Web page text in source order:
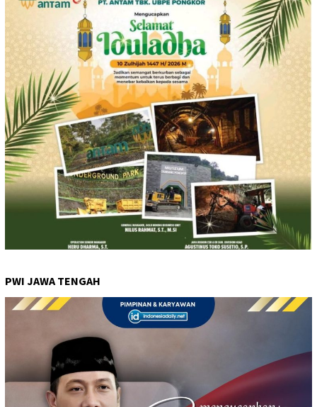
PWI JAWA TENGAH